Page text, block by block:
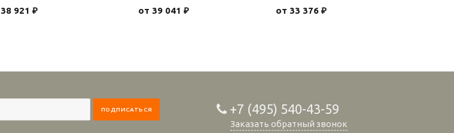
38 921 ₽ от 39 041 ₽ от 33 376 ₽
+7 (495) 540-43-59
Заказать обратный звонок